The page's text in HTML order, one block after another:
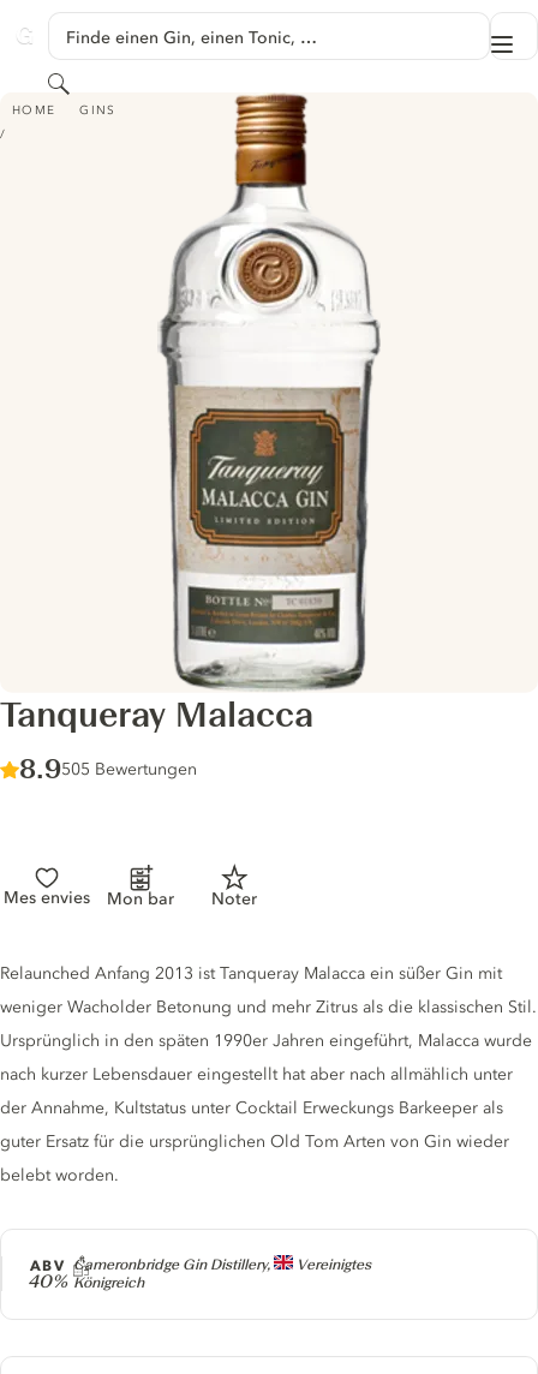
GINVENTORY
Finde einen Gin, einen Tonic, …
Suchen
HOME GINS
TANQUERAY MALACCA
Tanqueray Malacca
Score :
8.9/ 10
505 Bewertungen
Mes envies Mon bar Noter
Producer
Cameronbridge Gin Distillery,
Vereinigtes
Königreich
ABV
40%
Gin description
Relaunched Anfang 2013 ist Tanqueray Malacca ein süßer Gin mit
weniger Wacholder Betonung und mehr Zitrus als die klassischen Stil.
Ursprünglich in den späten 1990er Jahren eingeführt, Malacca wurde
nach kurzer Lebensdauer eingestellt hat aber nach allmählich unter
der Annahme, Kultstatus unter Cocktail Erweckungs Barkeeper als
guter Ersatz für die ursprünglichen Old Tom Arten von Gin wieder
belebt worden.